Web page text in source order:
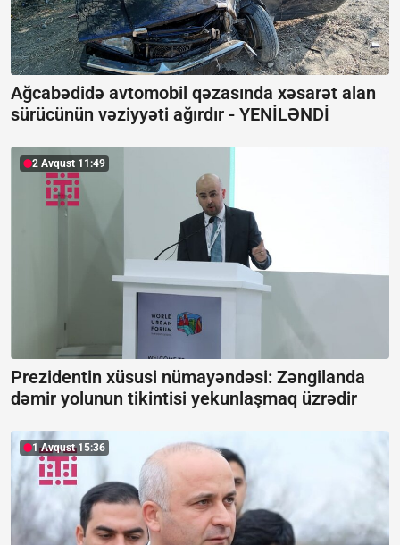
Ağcabədidə avtomobil qəzasında xəsarət alan
sürücünün vəziyyəti ağırdır - YENİLƏNDİ
2 Avqust 11:49
Prezidentin xüsusi nümayəndəsi: Zəngilanda
dəmir yolunun tikintisi yekunlaşmaq üzrədir
1 Avqust 15:36